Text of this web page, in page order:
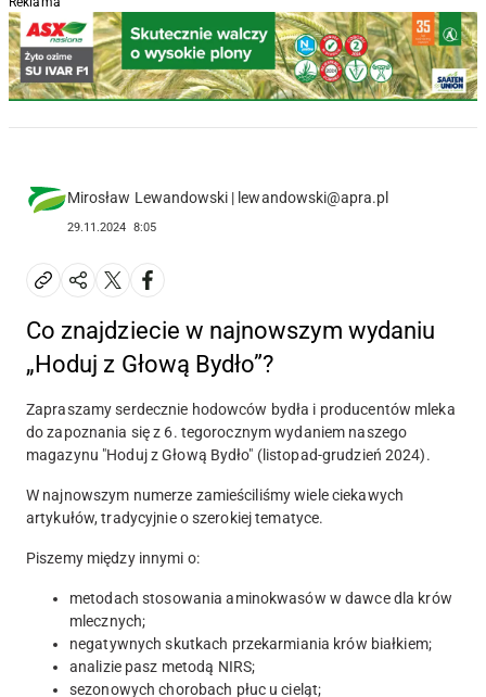
Mirosław Lewandowski | lewandowski@apra.pl
29.11.2024 8:05
Co znajdziecie w najnowszym wydaniu
„Hoduj z Głową Bydło”?
Zapraszamy serdecznie hodowców bydła i producentów mleka
do zapoznania się z 6. tegorocznym wydaniem naszego
magazynu "Hoduj z Głową Bydło" (listopad-grudzień 2024).
W najnowszym numerze zamieściliśmy wiele ciekawych
artykułów, tradycyjnie o szerokiej tematyce.
Piszemy między innymi o:
metodach stosowania aminokwasów w dawce dla krów
mlecznych;
negatywnych skutkach przekarmiania krów białkiem;
analizie pasz metodą NIRS;
sezonowych chorobach płuc u cieląt;